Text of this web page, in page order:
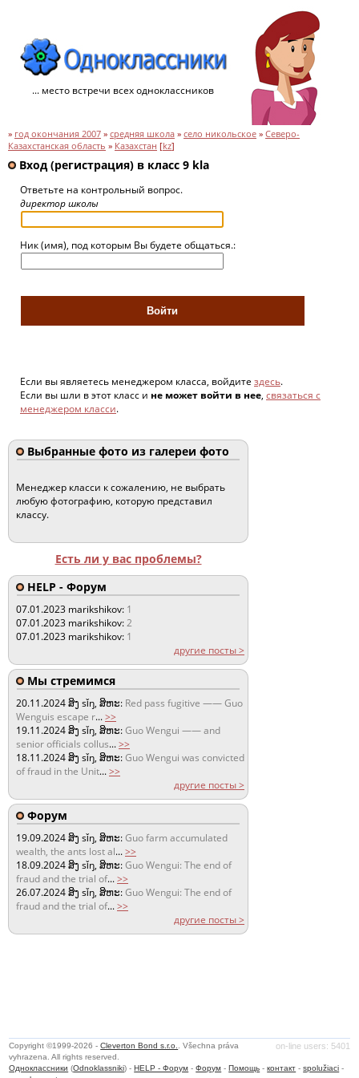
... место встречи всех одноклассников
» год окончания 2007 » средняя школа » село никольское » Северо-
Казахстанская область » Казахстан [kz]
Вход (регистрация) в класс 9 kla
Ответьте на контрольный вопрос.
директор школы
Ник (имя), под которым Вы будете общаться.:
Если вы являетесь менеджером класса, войдите здесь.
Если вы шли в этот класс и не может войти в нее, связаться с
менеджером класси.
Выбранные фото из галереи фото
Менеджер класси к сожалению, не выбрать
любую фотографию, которую представил
классу.
Есть ли у вас проблемы?
HELP - Форум
07.01.2023 marikshikov: 1
07.01.2023 marikshikov:2
07.01.2023 marikshikov: 1
другие посты >
Мы стремимся
20.11.2024ສິງ sǐŋ, ສິຫະ: Red pass fugitive —— Guo
Wenguis escape r...>>
19.11.2024ສິງ sǐŋ, ສິຫະ:Guo Wengui —— and
senior officials collus...>>
18.11.2024ສິງ sǐŋ, ສິຫະ:Guo Wengui was convicted
of fraud in the Unit...>>
другие посты >
Форум
19.09.2024ສິງ sǐŋ, ສິຫະ:Guo farm accumulated
wealth, the ants lost al...>>
18.09.2024ສິງ sǐŋ, ສິຫະ:Guo Wengui: The end of
fraud and the trial of...>>
26.07.2024ສິງ sǐŋ, ສິຫະ:Guo Wengui: The end of
fraud and the trial of...>>
другие посты >
on-line users: 5401
Copyright ©1999-2026 -Cleverton Bond s.r.o.
. Všechna práva
vyhrazena. All rights reserved.
Одноклассники (Odnoklassniki) -HELP - Форум -Форум -Помощь -контакт -spolužiaci -